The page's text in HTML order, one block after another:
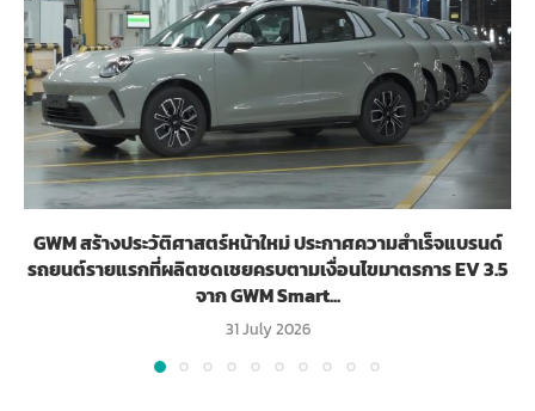
GWM สร้างประวัติศาสตร์หน้าใหม่ ประกาศความสำเร็จแบรนด์
รถยนต์รายแรกที่ผลิตชดเชยครบตามเงื่อนไขมาตรการ EV 3.5
จาก GWM Smart...
31 July 2026